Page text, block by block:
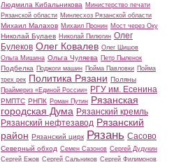
Людмила Кибальникова Министерство печати
Рязанской области Минлесхоз Рязанской области
Михаил Малахов Михаил Пронин Мост через Оку
Николай Булаев Николай Пилюгин Олег
Булеков Олег Ковалев Олег Шишов
Ольга Мишина Ольга Чуляева Петр Пыленок
Подбелка Поджоги машин Пойма Павловки Пойма
трех рек Политика Рязани Поляны
Праймериз «Единой России» РГУ им. Есенина
РМПТС РНПК Роман Путин Рязанская
городская Дума Рязанский кремль
Рязанский нефтезавод Рязанский
район Рязанский цирк Рязань Сасово
Северный обход Семен Сазонов Сергей Дудукин
Сергей Ежов Сергей Сальников Сергей Филимонов